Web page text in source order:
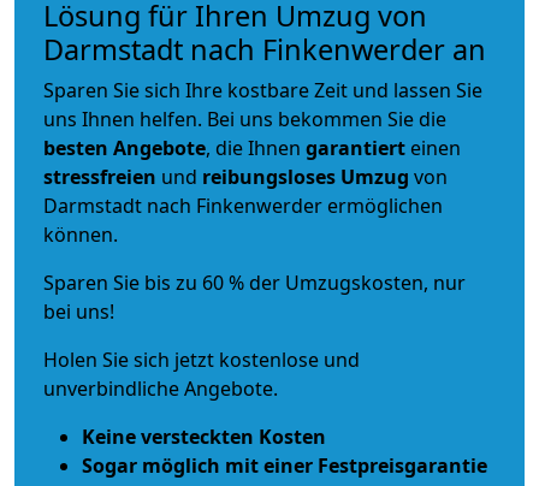
Lösung für Ihren Umzug von
Darmstadt nach Finkenwerder an
Sparen Sie sich Ihre kostbare Zeit und lassen Sie
uns Ihnen helfen. Bei uns bekommen Sie die
besten Angebote, die Ihnen garantiert einen
stressfreien und reibungsloses Umzug von
Darmstadt nach Finkenwerder ermöglichen
können.
Sparen Sie bis zu 60 % der Umzugskosten, nur
bei uns!
Holen Sie sich jetzt kostenlose und
unverbindliche Angebote.
Keine versteckten Kosten
Sogar möglich mit einer Festpreisgarantie